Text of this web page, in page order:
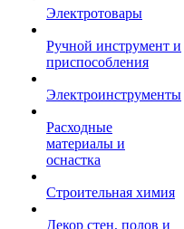
Электротовары
Ручной инструмент и
приспособления
Электроинструменты
Расходные
материалы и
оснастка
Строительная химия
Декор стен, полов и